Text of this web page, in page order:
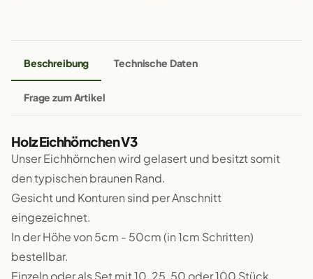
Beschreibung Technische Daten
Frage zum Artikel
Holz Eichhörnchen V3
Unser Eichhörnchen wird gelasert und besitzt somit
den typischen braunen Rand.
Gesicht und Konturen sind per Anschnitt
eingezeichnet.
In der Höhe von 5cm - 50cm (in 1cm Schritten)
bestellbar.
Einzeln oder als Set mit 10, 25, 50 oder 100 Stück.